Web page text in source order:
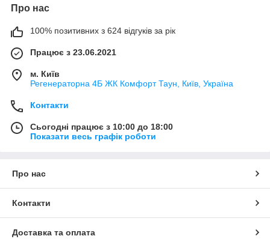
Про нас
100% позитивних з 624 відгуків за рік
Працює з 23.06.2021
м. Київ
Регенераторна 4Б ЖК Комфорт Таун, Київ, Україна
Контакти
Сьогодні працює з 10:00 до 18:00
Показати весь графік роботи
Про нас
Контакти
Доставка та оплата